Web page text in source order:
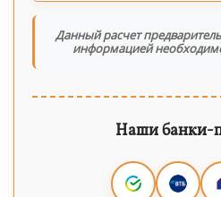
Данный расчет
информацией
Наши банки-